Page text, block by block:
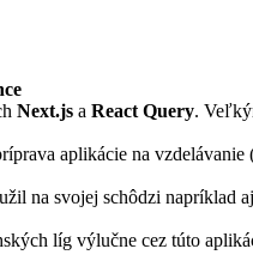
Next.js a React Query.
aplikácie na
na svojej schôdzi napríklad
líg výlučne cez túto